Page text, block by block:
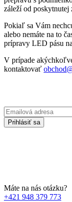
záleží od
Pokiaľ sa Vám
alebo nemáte na to
prípravy LED pásu
V prípade
kontaktovať
Emailová
adresa
Prihlásiť sa
Máte na nás otázku?
+421 948 379 773